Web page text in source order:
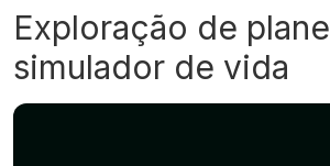
Exploração de
simulador de vida